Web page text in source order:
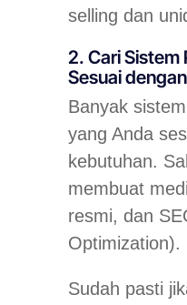
selling dan
2. Cari Sistem
Sesuai
Banyak
yang Anda
kebutuhan.
membuat
resmi, dan
Optimization).
Sudah pasti